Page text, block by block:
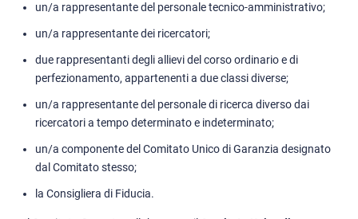
un/a rappresentante del personale tecnico-amministrativo;
un/a rappresentante dei ricercatori;
due rappresentanti degli allievi del corso ordinario e di
perfezionamento, appartenenti a due classi diverse;
un/a rappresentante del personale di ricerca diverso dai
ricercatori a tempo determinato e indeterminato;
un/a componente del Comitato Unico di Garanzia designato
dal Comitato stesso;
la Consigliera di Fiducia.